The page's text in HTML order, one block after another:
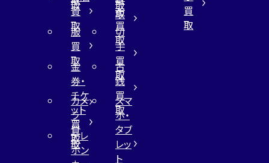
取
取
取
買
取
布
買
取
服
買
取
切
手
買
取
金
券・
チケ
ット
買
取
古
銭
買
取
カメ
ラ
買
取
スマ
ホ・
タブ
レッ
ト
テレ
ホン
買
取